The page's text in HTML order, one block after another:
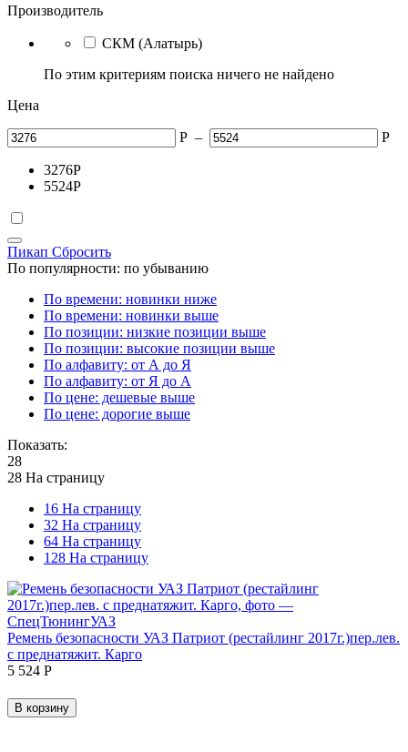
Производитель
СКМ (Алатырь)
По этим критериям поиска ничего не найдено
Цена
Р – Р
3276Р
5524Р
Пикап Сбросить
По популярности: по убыванию
По времени: новинки ниже
По времени: новинки выше
По позиции: низкие позиции выше
По позиции: высокие позиции выше
По алфавиту: от А до Я
По алфавиту: от Я до А
По цене: дешевые выше
По цене: дорогие выше
Показать:
28
28 На страницу
16 На страницу
32 На страницу
64 На страницу
128 На страницу
Ремень безопасности УАЗ Патриот (рестайлинг 2017г.)пер.лев.
с преднатяжит. Карго
5 524 Р
В корзину